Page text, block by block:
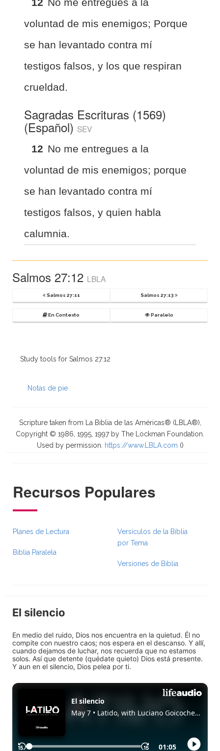
voluntad de mis enemigos; Porque
se han levantado contra mí
testigos falsos, y los que respiran
crueldad.
Sagradas Escrituras (1569)
(Español) SEV
12 No me entregues a la
voluntad de mis enemigos; porque
se han levantado contra mí
testigos falsos, y quien habla
calumnia.
Salmos 27:12 LBLA
Salmos 27:11 Salmos 27:13
En Contexto Paralelo
Study tools for Salmos 27:12
Notas de pie
Scripture taken from La Biblia de las Américas® (LBLA®),
Copyright © 1986, 1995, 1997 by The Lockman Foundation.
Used by permission.
https://www.LBLA.com ()
Recursos Populares
Planes de Lectura
Biblia Paralela
Versículos de la Biblia
por Tema
Versiones de Biblia
El silencio
En medio del ruido, Dios nos encuentra en la quietud. Él no
compite con nuestro caos; nos espera en el descanso. Y allí,
cuando dejamos de luchar, nos recuerda que no estamos
solos. Así que detente (quédate quieto) Dios está presente.
Y aun en el silencio, Dios pelea por ti.